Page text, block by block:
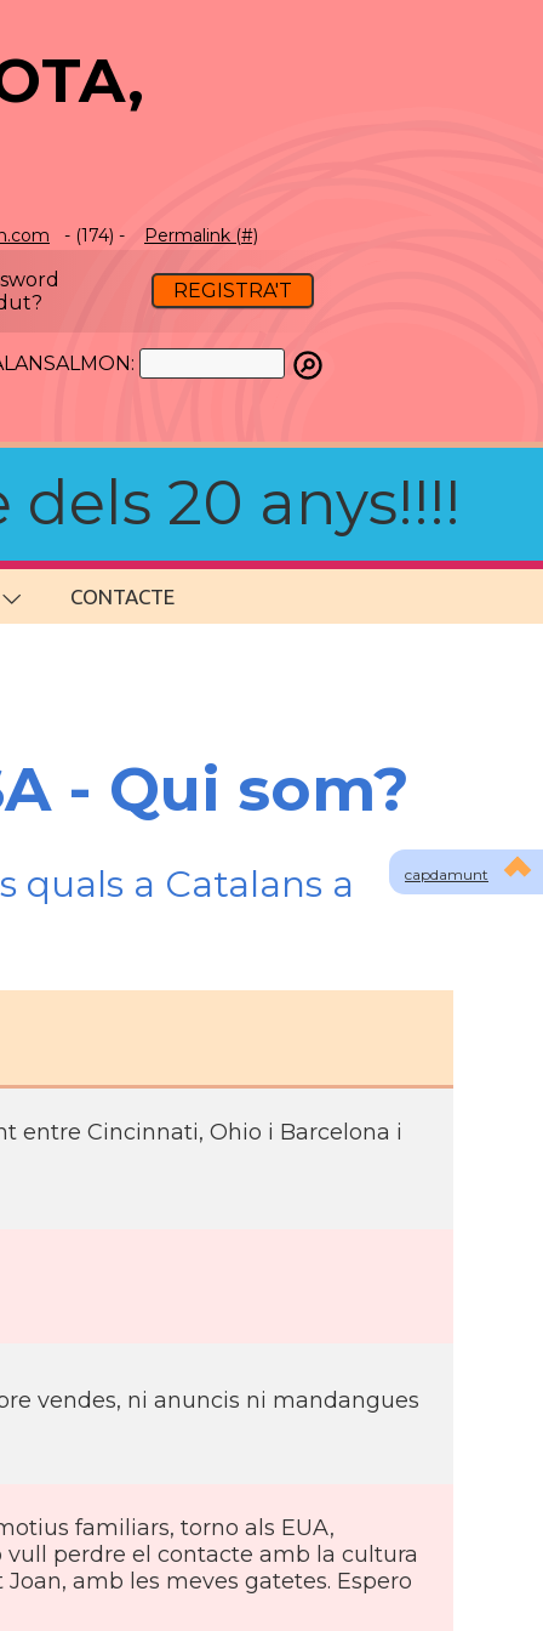
- (174) - Permalink (#)
REGISTRA'T
20 anys!!!!
CONTACTE
capdamunt
- Qui som?
quals a Catalans a
entre Cincinnati, Ohio i Barcelona i
vendes, ni anuncis ni mandangues
familiars, torno als EUA,
vull perdre el contacte amb la cultura
amb les meves gatetes. Espero